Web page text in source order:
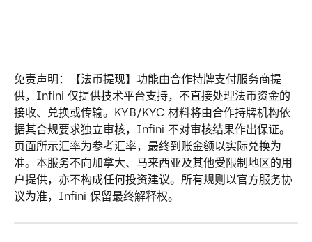
免责声明：【法币提现】功能由合作持牌支付服务商提
供，Infini 仅提供技术平台支持，不直接处理法币资金的
接收、兑换或传输。KYB/KYC 材料将由合作持牌机构依
据其合规要求独立审核，Infini 不对审核结果作出保证。
页面所示汇率为参考汇率，最终到账金额以实际兑换为
准。本服务不向加拿大、马来西亚及其他受限制地区的用
户提供，亦不构成任何投资建议。所有规则以官方服务协
议为准，Infini 保留最终解释权。